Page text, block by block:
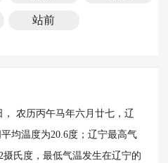
站前
， 农历丙午马年六月廿七，辽
均温度为20.6度；辽宁最高气
氏度，最低气温发生在辽宁的